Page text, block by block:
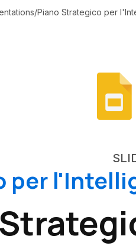
/Piano Strategico per
per